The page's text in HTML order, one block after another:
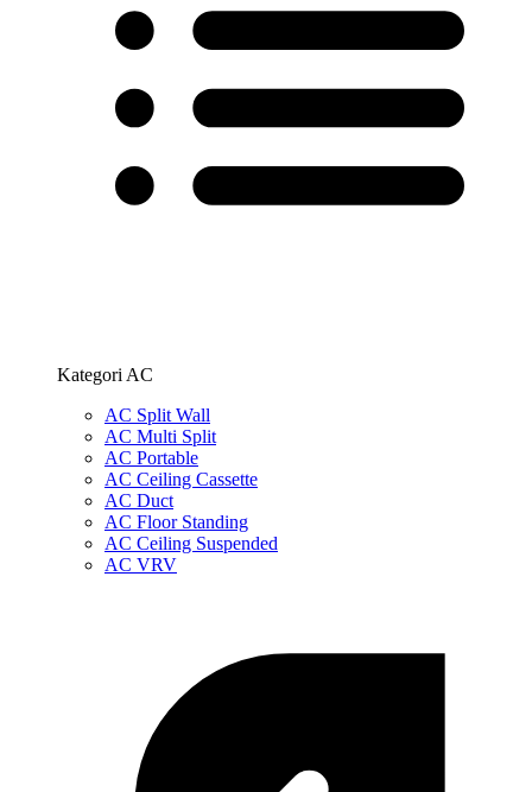
Kategori AC
AC Split Wall
AC Multi Split
AC Portable
AC Ceiling Cassette
AC Duct
AC Floor Standing
AC Ceiling Suspended
AC VRV